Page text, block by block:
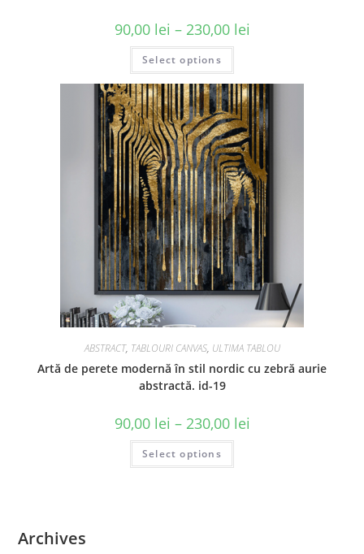
90,00 lei – 230,00 lei
Select options
ABSTRACT, TABLOURI CANVAS, ULTIMA TABLOU
Artă de perete modernă în stil nordic cu zebră aurie
abstractă. id-19
90,00 lei – 230,00 lei
Select options
Archives